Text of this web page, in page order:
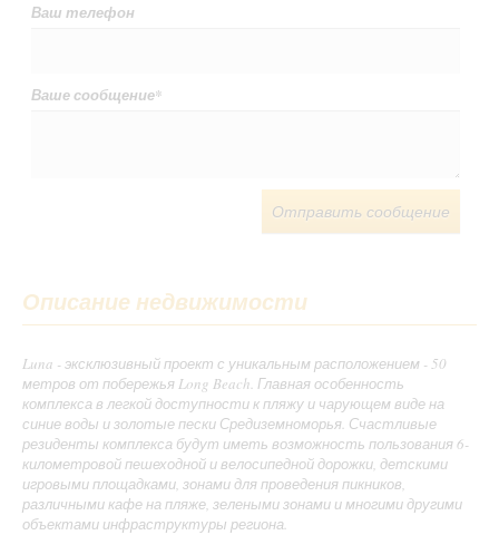
Ваш телефон
Ваше сообщение*
Отправить сообщение
Описание недвижимости
Luna - эксклюзивный проект с уникальным расположением - 50
метров от побережья Long Beach. Главная особенность
комплекса в легкой доступности к пляжу и чарующем виде на
синие воды и золотые пески Средиземноморья. Счастливые
резиденты комплекса будут иметь возможность пользования 6-
километровой пешеходной и велосипедной дорожки, детскими
игровыми площадками, зонами для проведения пикников,
различными кафе на пляже, зелеными зонами и многими другими
объектами инфраструктуры региона.